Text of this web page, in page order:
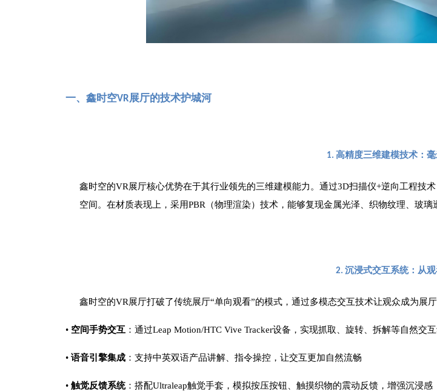
一、鑫时空VR展厅的技术护城河
1. 高精度三维建模技术：
鑫时空的VR展厅核心优势在于其行业领先的三维建模能力。通过3D扫描仪+逆向工程技
空间。在材质表现上，采用PBR（物理渲染）技术，能够复现金属光泽、织物纹理、玻
2.沉浸式交互系统：从
鑫时空的VR展厅打破了传统展厅“单向观看”的模式，通过多模态交互技术让观众成为展厅
• 空间手势交互 ：通过Leap Motion/HTC Vive Tracker设备，实现抓取、旋转、拆解等自然交
•语音引擎集成 ：支持中英双语产品讲解、指令操控，让交互更加自然流畅
•触觉反馈系统：搭配Ultraleap触觉手套，模拟按压按钮、触摸织物的震动反馈，增强沉浸感